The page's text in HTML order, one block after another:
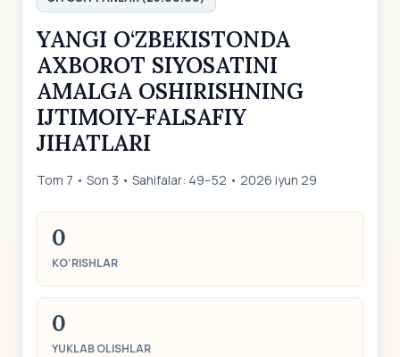
YANGI O‘ZBEKISTONDA
AXBOROT SIYOSATINI
AMALGA OSHIRISHNING
IJTIMOIY-FALSAFIY
JIHATLARI
Tom 7 • Son 3 • Sahifalar: 49–52 • 2026 iyun 29
0
KO‘RISHLAR
0
YUKLAB OLISHLAR